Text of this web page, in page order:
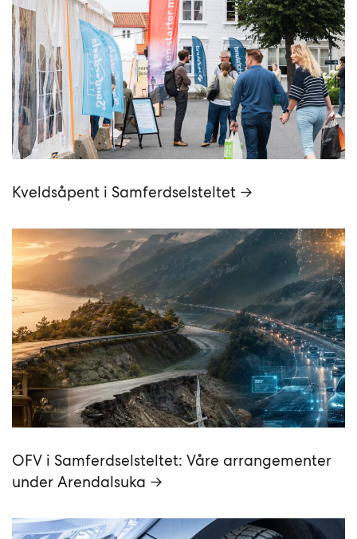
Kveldsåpent i Samferdselsteltet →
OFV i Samferdselsteltet: Våre arrangementer
under Arendalsuka →